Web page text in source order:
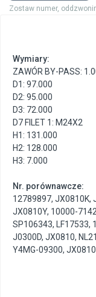
Zostaw numer,
Wymiary:
ZAWÓR BY-PASS:
D1: 97.000
D2: 95.000
D3: 72.000
D7 FILET 1: M24X2
H1: 131.000
H2: 128.000
H3: 7.000
Nr. porównawcze:
12789897, JX0810K,
JX0810Y, 10000-
SP106343, LF17533,
J0300D, JX0810,
Y4MG-09300,